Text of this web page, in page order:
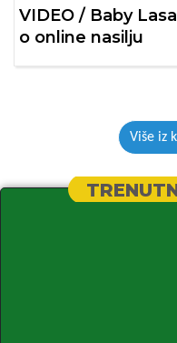
VIDEO / Baby
o online nasilju
Više iz